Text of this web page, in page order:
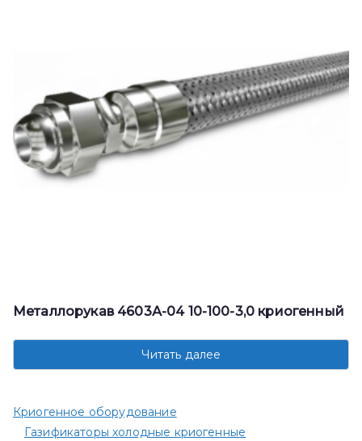
Металлорукав 4603А-04 10-100-3,0 криогенный
Читать далее
Криогенное оборудование
Газификаторы холодные криогенные